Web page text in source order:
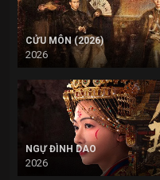
CỬU MÔN (2026)
2026
NGỰ ĐÌNH DAO
2026